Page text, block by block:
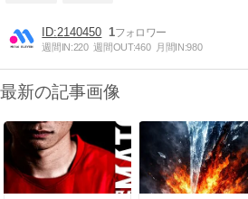
2140450 1
週間IN:220 週間OUT:460 月間IN:980
最新の記事画像